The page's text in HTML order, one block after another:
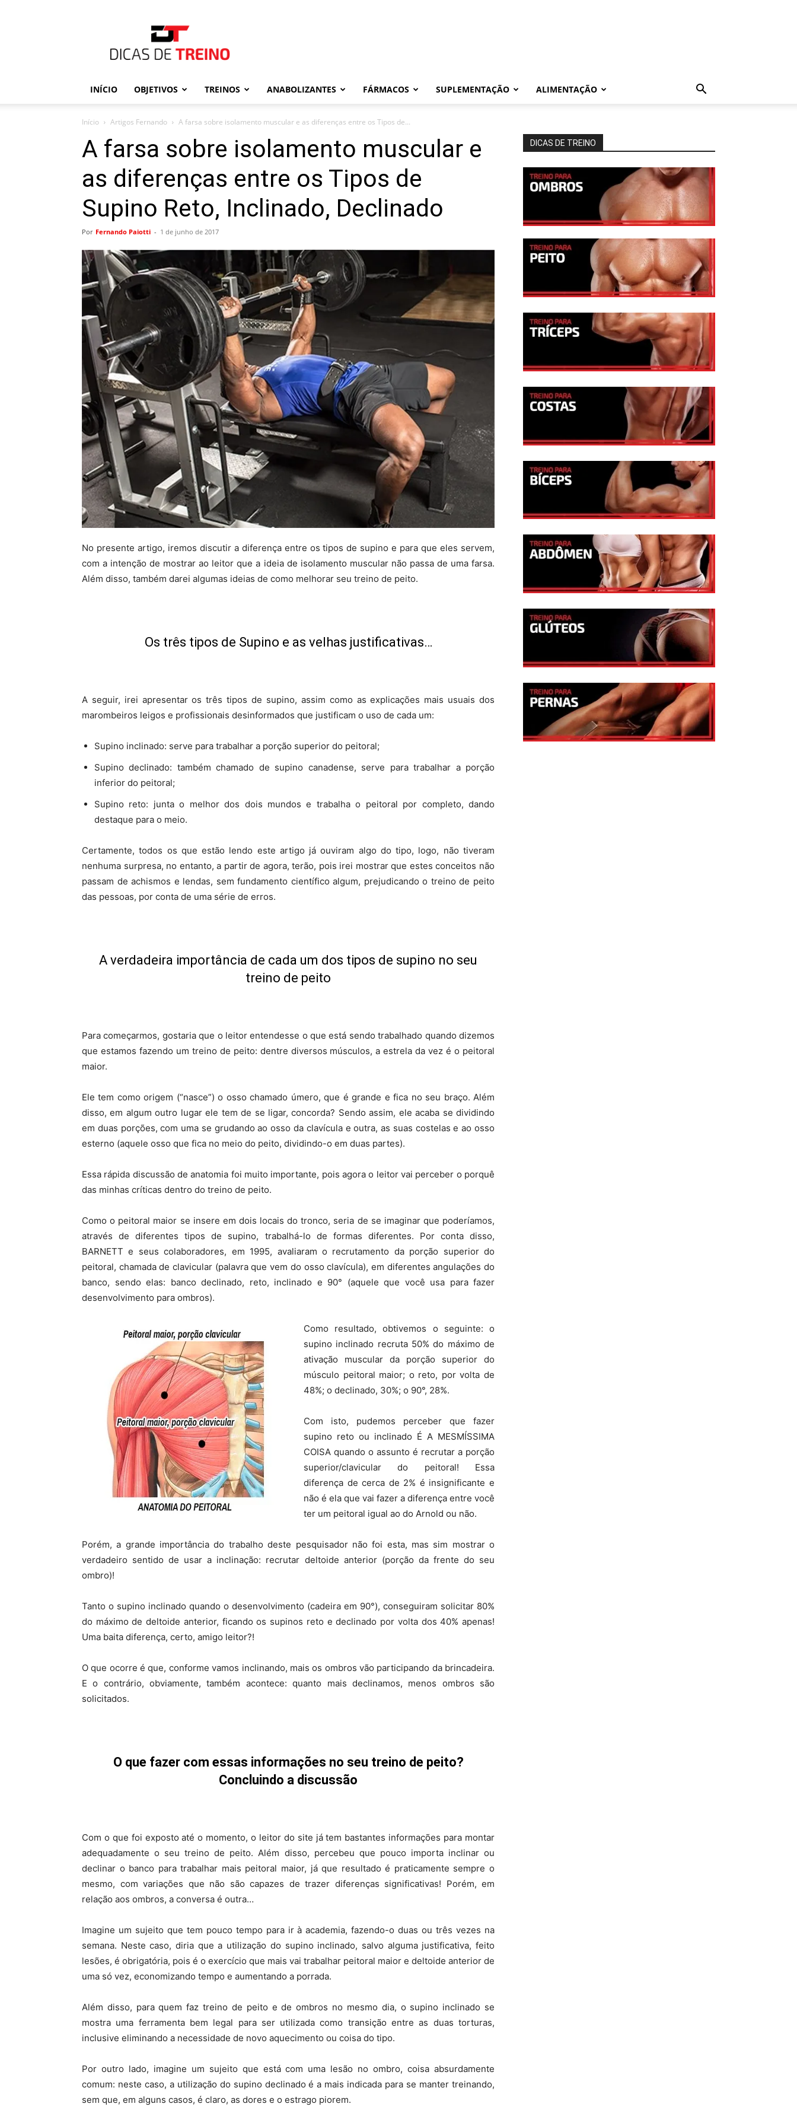
de
Treino
INÍCIO OBJETIVOS TREINOS ANABOLIZANTES FÁRMACOS SUPLEMENTAÇÃO ALIMENTAÇÃO
Início Artigos Fernando A farsa sobre isolamento muscular e as diferenças entre os Tipos de...
A farsa sobre isolamento muscular e
as diferenças entre os Tipos de
Supino Reto, Inclinado, Declinado
Por Fernando Paiotti - 1 de junho de 2017
No presente artigo, iremos discutir a diferença entre os tipos de supino e para que eles servem,
com a intenção de mostrar ao leitor que a ideia de isolamento muscular não passa de uma farsa.
Além disso, também darei algumas ideias de como melhorar seu treino de peito.
Os três tipos de Supino e as velhas justificativas…
A seguir, irei apresentar os três tipos de supino, assim como as explicações mais usuais dos
marombeiros leigos e profissionais desinformados que justificam o uso de cada um:
Supino inclinado: serve para trabalhar a porção superior do peitoral;
Supino declinado: também chamado de supino canadense, serve para trabalhar a porção
inferior do peitoral;
Supino reto: junta o melhor dos dois mundos e trabalha o peitoral por completo, dando
destaque para o meio.
Certamente, todos os que estão lendo este artigo já ouviram algo do tipo, logo, não tiveram
nenhuma surpresa, no entanto, a partir de agora, terão, pois irei mostrar que estes conceitos não
passam de achismos e lendas, sem fundamento científico algum, prejudicando o treino de peito
das pessoas, por conta de uma série de erros.
A verdadeira importância de cada um dos tipos de supino no seu
treino de peito
Para começarmos, gostaria que o leitor entendesse o que está sendo trabalhado quando dizemos
que estamos fazendo um treino de peito: dentre diversos músculos, a estrela da vez é o peitoral
maior.
Ele tem como origem (“nasce”) o osso chamado úmero, que é grande e fica no seu braço. Além
disso, em algum outro lugar ele tem de se ligar, concorda? Sendo assim, ele acaba se dividindo
em duas porções, com uma se grudando ao osso da clavícula e outra, as suas costelas e ao osso
esterno (aquele osso que fica no meio do peito, dividindo-o em duas partes).
Essa rápida discussão de anatomia foi muito importante, pois agora o leitor vai perceber o porquê
das minhas críticas dentro do treino de peito.
Como o peitoral maior se insere em dois locais do tronco, seria de se imaginar que poderíamos,
através de diferentes tipos de supino, trabalhá-lo de formas diferentes. Por conta disso,
BARNETT e seus colaboradores, em 1995, avaliaram o recrutamento da porção superior do
peitoral, chamada de clavicular (palavra que vem do osso clavícula), em diferentes angulações do
banco, sendo elas: banco declinado, reto, inclinado e 90° (aquele que você usa para fazer
desenvolvimento para ombros).
Como resultado, obtivemos o seguinte: o
supino inclinado recruta 50% do máximo de
ativação muscular da porção superior do
músculo peitoral maior; o reto, por volta de
48%; o declinado, 30%; o 90°, 28%.
Com isto, pudemos perceber que fazer
supino reto ou inclinado É A MESMÍSSIMA
COISA quando o assunto é recrutar a porção
superior/clavicular do peitoral! Essa
diferença de cerca de 2% é insignificante e
não é ela que vai fazer a diferença entre você
ter um peitoral igual ao do Arnold ou não.
Porém, a grande importância do trabalho deste pesquisador não foi esta, mas sim mostrar o
verdadeiro sentido de usar a inclinação: recrutar deltoide anterior (porção da frente do seu
ombro)!
Tanto o supino inclinado quando o desenvolvimento (cadeira em 90°), conseguiram solicitar 80%
do máximo de deltoide anterior, ficando os supinos reto e declinado por volta dos 40% apenas!
Uma baita diferença, certo, amigo leitor?!
O que ocorre é que, conforme vamos inclinando, mais os ombros vão participando da brincadeira.
E o contrário, obviamente, também acontece: quanto mais declinamos, menos ombros são
solicitados.
O que fazer com essas informações no seu treino de peito?
Concluindo a discussão
Com o que foi exposto até o momento, o leitor do site já tem bastantes informações para montar
adequadamente o seu treino de peito. Além disso, percebeu que pouco importa inclinar ou
declinar o banco para trabalhar mais peitoral maior, já que resultado é praticamente sempre o
mesmo, com variações que não são capazes de trazer diferenças significativas! Porém, em
relação aos ombros, a conversa é outra…
Imagine um sujeito que tem pouco tempo para ir à academia, fazendo-o duas ou três vezes na
semana. Neste caso, diria que a utilização do supino inclinado, salvo alguma justificativa, feito
lesões, é obrigatória, pois é o exercício que mais vai trabalhar peitoral maior e deltoide anterior de
uma só vez, economizando tempo e aumentando a porrada.
Além disso, para quem faz treino de peito e de ombros no mesmo dia, o supino inclinado se
mostra uma ferramenta bem legal para ser utilizada como transição entre as duas torturas,
inclusive eliminando a necessidade de novo aquecimento ou coisa do tipo.
Por outro lado, imagine um sujeito que está com uma lesão no ombro, coisa absurdamente
comum: neste caso, a utilização do supino declinado é a mais indicada para se manter treinando,
sem que, em alguns casos, é claro, as dores e o estrago piorem.
DICAS DE TREINO